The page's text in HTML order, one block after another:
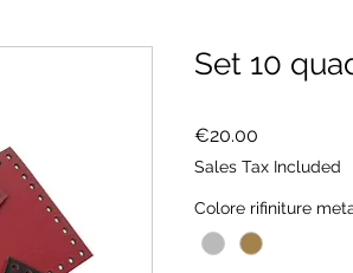
Set 10
€20.00
Sales Tax Included
Colore rifiniture